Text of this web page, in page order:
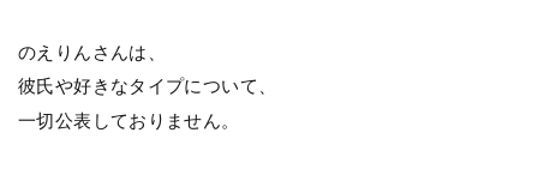
のえりんさんは、
彼氏や好きなタイプについて、
一切公表しておりません。